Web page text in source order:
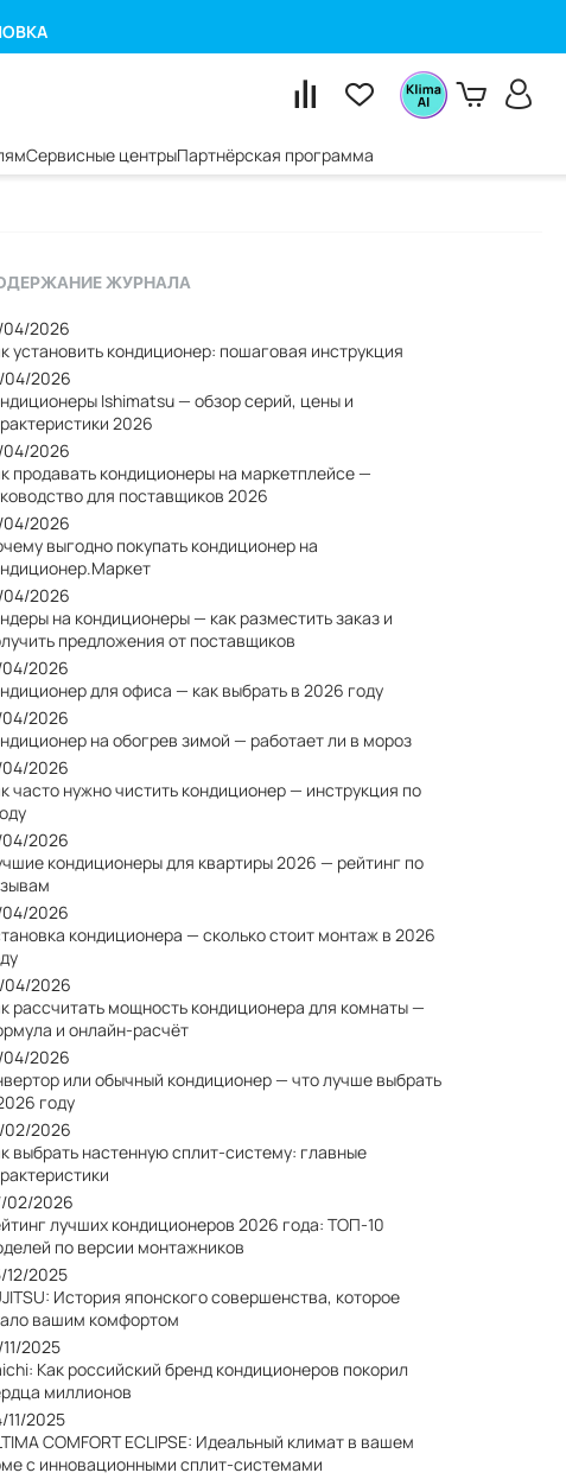
Сервисные центрыПартнёрская программа
ЖУРНАЛА
04/2026
установить кондиционер: пошаговая инструкция
04/2026
Ishimatsu — обзор серий, цены и
2026
04/2026
продавать кондиционеры на маркетплейсе —
для поставщиков 2026
04/2026
выгодно покупать кондиционер на
04/2026
на кондиционеры — как разместить заказ и
предложения от поставщиков
04/2026
для офиса — как выбрать в 2026 году
04/2026
на обогрев зимой — работает ли в мороз
04/2026
часто нужно чистить кондиционер — инструкция по
04/2026
кондиционеры для квартиры 2026 — рейтинг по
04/2026
кондиционера — сколько стоит монтаж в 2026
04/2026
рассчитать мощность кондиционера для комнаты —
и онлайн-расчёт
04/2026
или обычный кондиционер — что лучше выбрать
году
02/2026
выбрать настенную сплит-систему: главные
02/2026
лучших кондиционеров 2026 года: ТОП-10
по версии монтажников
12/2025
История японского совершенства, которое
вашим комфортом
11/2025
Как российский бренд кондиционеров покорил
миллионов
11/2025
COMFORT ECLIPSE: Идеальный климат в вашем
с инновационными сплит-системами